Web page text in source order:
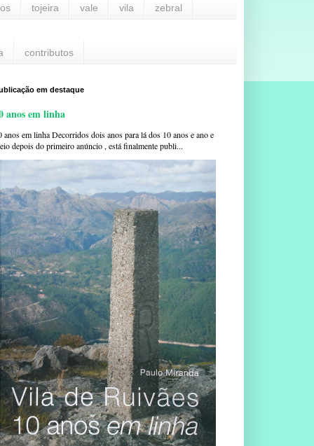
tojeira vale vila zebral
contributos
em destaque
anos em linha
anos em linha Decorridos dois anos para lá dos 10 anos e ano e
depois do primeiro anúncio , está finalmente publi...